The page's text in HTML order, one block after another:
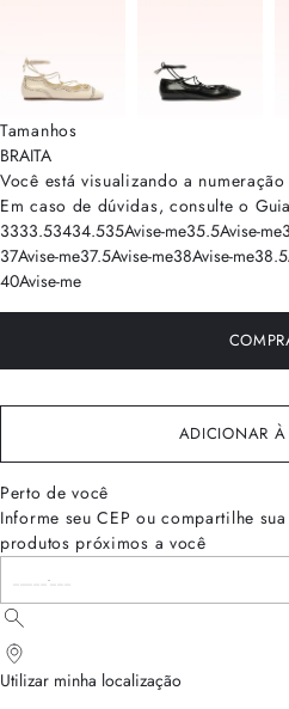
Tamanhos
BRAITA
Você está visualizando a numeração
Em caso de dúvidas, consulte o
3333.53434.535Avise-me35.5Avise-me
37Avise-me37.5Avise-me38Avise-me38.5
40Avise-me
ADICIONAR
Perto de você
Informe seu CEP ou compartilhe
produtos próximos a você
Utilizar minha localização